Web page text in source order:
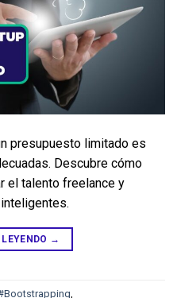
presupuesto limitado es
Descubre cómo
el talento freelance y
→